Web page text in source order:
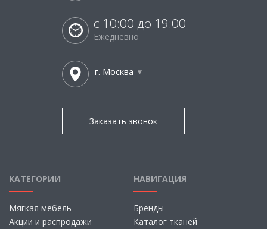
с 10:00 до 19:00
Ежедневно
г. Москва
Заказать звонок
КАТЕГОРИИ
Мягкая мебель
Акции и распродажи
НАВИГАЦИЯ
Бренды
Каталог тканей